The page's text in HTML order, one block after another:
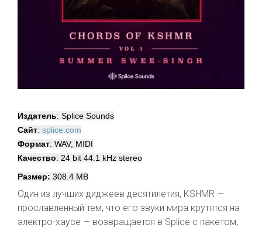
Издатель: Splice Sounds
Сайт: splice.com
Формат: WAV, MIDI
Качество: 24 bit 44.1 kHz stereo
Размер: 308.4 MB
Один из лучших диджеев десятилетия, KSHMR —
прославленный тем, что его звуки мира крутятся на
электро-хаусе — возвращается в Splice с пакетом,